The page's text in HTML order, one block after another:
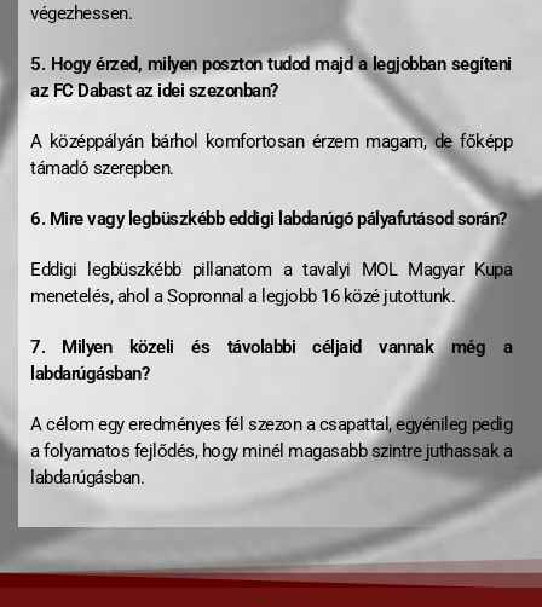
végezhessen.
5. Hogy érzed, milyen poszton tudod majd a legjobban segíteni
az FC Dabast az idei szezonban?
A középpályán bárhol komfortosan érzem magam, de főképp
támadó szerepben.
6. Mire vagy legbüszkébb eddigi labdarúgó pályafutásod során?
Eddigi legbüszkébb pillanatom a tavalyi MOL Magyar Kupa
menetelés, ahol a Sopronnal a legjobb 16 közé jutottunk.
7. Milyen közeli és távolabbi céljaid vannak még a
labdarúgásban?
A célom egy eredményes fél szezon a csapattal, egyénileg pedig
a folyamatos fejlődés, hogy minél magasabb szintre juthassak a
labdarúgásban.